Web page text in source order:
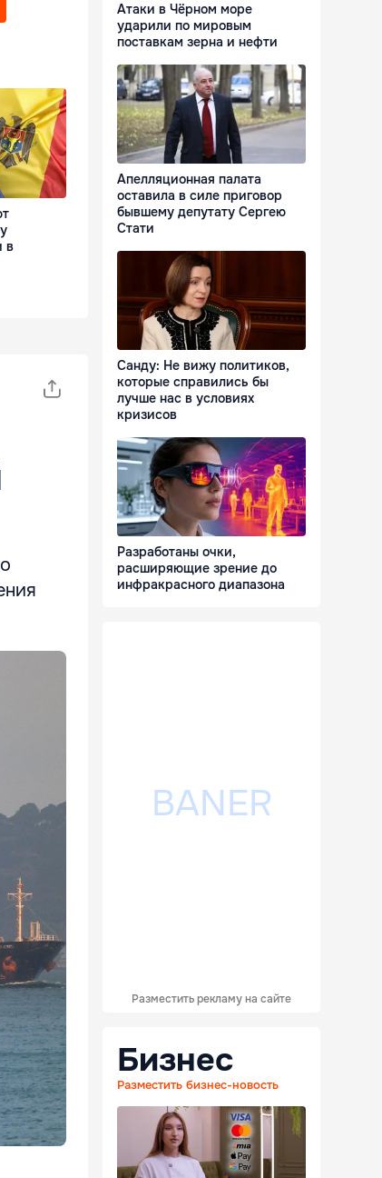
в
Атаки в Чёрном море
ударили по мировым
поставкам зерна и нефти
Апелляционная палата
оставила в силе приговор
бывшему депутату Сергею
Стати
Санду: Не вижу политиков,
которые справились бы
лучше нас в условиях
кризисов
Разработаны очки,
расширяющие зрение до
инфракрасного диапазона
Разместить рекламу на сайте
Бизнес
Разместить бизнес-новость